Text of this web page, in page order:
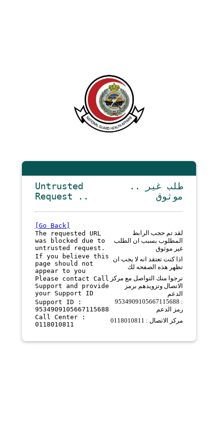
Untrusted
Request ..
.. طلب غير
موثوق
[Go Back]
The requested URL
was blocked due to
untrusted request.
لقد تم حجب الرابط
المطلوب بسبب ان الطلب
غير موثوق
If you believe this
page should not
appear to you
اذا كنت تعتقد انه لا يجب ان
تظهر هذه الصفحه لك
Please contact Call
Support and provide
your Support ID
نرجوا منك التواصل مع مركز
الاتصال وتزويدهم برمز
الدعم
Support ID :
9534909105667115688
9534909105667115688 :
رمز الدعم
Call Center :
0118010811
مركز الاتصال : 0118010811